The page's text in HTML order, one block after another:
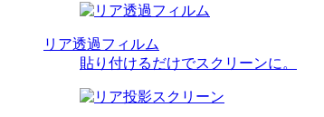
リア透過フィルム
貼り付けるだけでスクリーンに。